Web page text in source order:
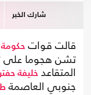
شارك الخبر
قالت قوات حكومة
تشن هجوما على
المتقاعد خليفة حفتر
جنوبي العاصمة